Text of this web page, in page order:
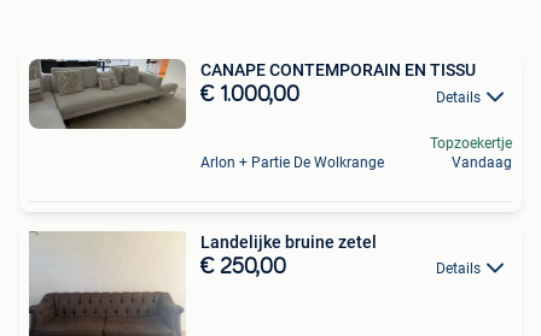
CANAPE CONTEMPORAIN EN TISSU
€ 1.000,00 Details
Arlon + Partie De Wolkrange
Topzoekertje
Vandaag
Landelijke bruine zetel
€ 250,00 Details